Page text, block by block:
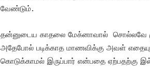
வேண்டும்.
தன்னுடைய காதலை மேக்னாவால் சொல்லவே
அதேபோல் படிக்காத மாணவிக்கு அவள்
கொடுக்காமல் இருப்பார் என்பதை ஏற்பதற்கு